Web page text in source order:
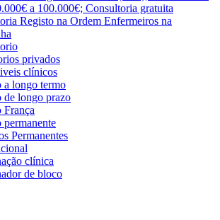
a 100.000€; Consultoria gratuita
Registo na Ordem Enfermeiros na
privados
clínicos
a longo termo
de longo prazo
França
permanente
Permanentes
clínica
de bloco